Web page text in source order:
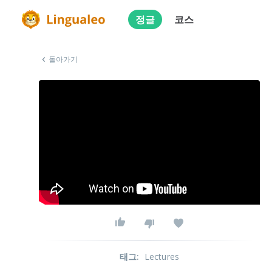
정글 코스
돌아가기
태그: Lectures